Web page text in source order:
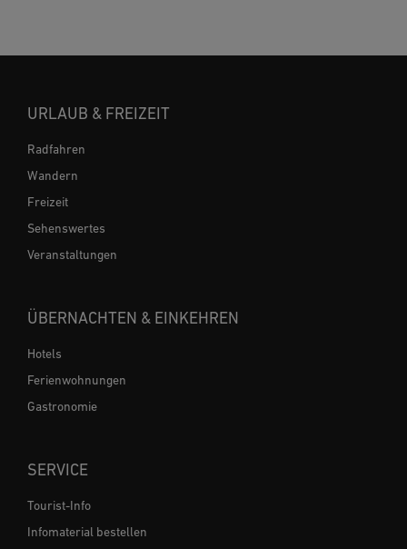
URLAUB & FREIZEIT
Radfahren
Wandern
Freizeit
Sehenswertes
Veranstaltungen
ÜBERNACHTEN & EINKEHREN
Hotels
Ferienwohnungen
Gastronomie
SERVICE
Tourist-Info
Infomaterial bestellen